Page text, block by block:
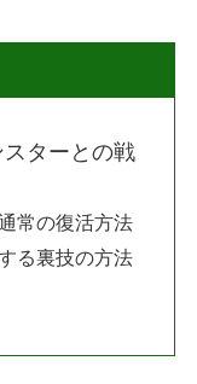
ターとの戦
常の復活方法
る裏技の方法